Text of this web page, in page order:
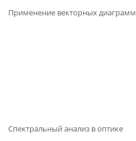
Применение векторных диаграмм
Спектральный анализ в оптике